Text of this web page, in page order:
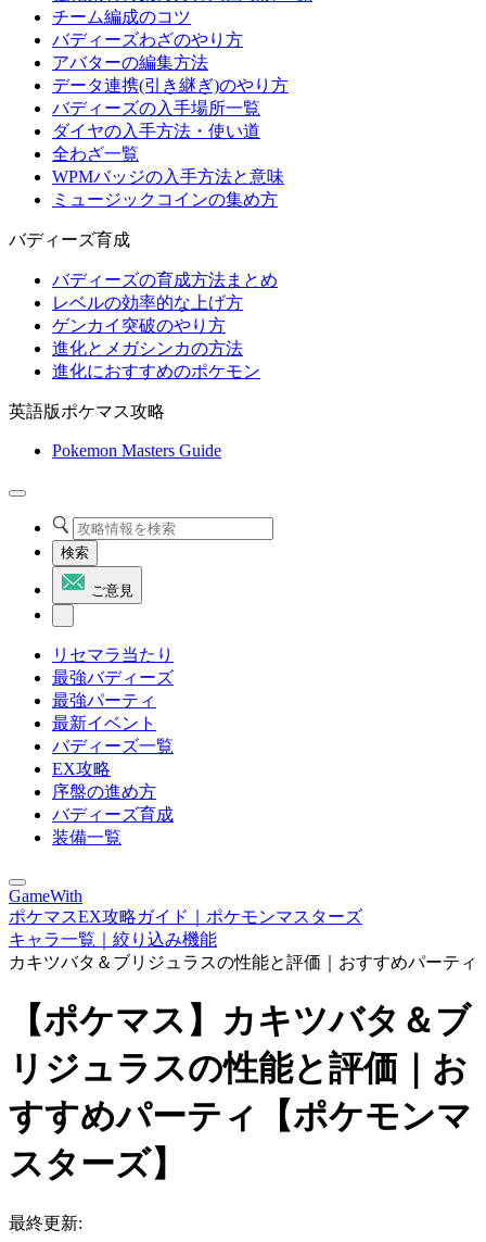
チーム編成のコツ
バディーズわざのやり方
アバターの編集方法
データ連携(引き継ぎ)のやり方
バディーズの入手場所一覧
ダイヤの入手方法・使い道
全わざ一覧
WPMバッジの入手方法と意味
ミュージックコインの集め方
バディーズ育成
バディーズの育成方法まとめ
レベルの効率的な上げ方
ゲンカイ突破のやり方
進化とメガシンカの方法
進化におすすめのポケモン
英語版ポケマス攻略
Pokemon Masters Guide
検索
ご意見
リセマラ当たり
最強バディーズ
最強パーティ
最新イベント
バディーズ一覧
EX攻略
序盤の進め方
バディーズ育成
装備一覧
GameWith
ポケマスEX攻略ガイド｜ポケモンマスターズ
キャラ一覧｜絞り込み機能
カキツバタ＆ブリジュラスの性能と評価｜おすすめパーティ
【ポケマス】カキツバタ＆ブ
リジュラスの性能と評価｜お
すすめパーティ【ポケモンマ
スターズ】
最終更新: